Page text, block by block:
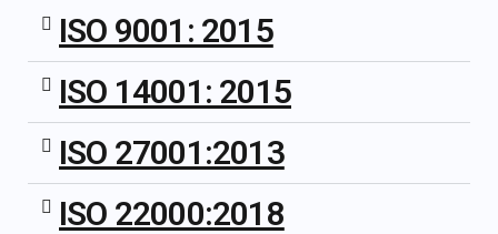
ISO 9001: 2015
ISO 14001: 2015
ISO 27001:2013
ISO 22000:2018